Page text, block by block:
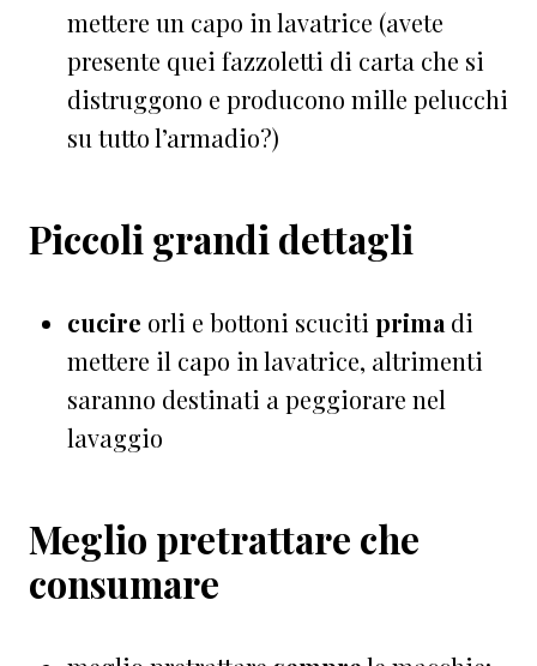
mettere un capo in lavatrice (avete
presente quei fazzoletti di carta che si
distruggono e producono mille pelucchi
su tutto l’armadio?)
Piccoli grandi dettagli
cucire orli e bottoni scuciti prima di
mettere il capo in lavatrice, altrimenti
saranno destinati a peggiorare nel
lavaggio
Meglio pretrattare che
consumare